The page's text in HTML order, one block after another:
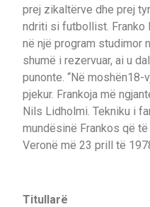
prej zikaltërve dhe prej
ndriti si futbollist. Franko
në një program studimor
shumë i rezervuar, ai u
punonte. “Në
pjekur. Frankoja më
Nils Lidholmi. Tekniku i
mundësinë Frankos që
Veronë më 23 prill të
Titullarë